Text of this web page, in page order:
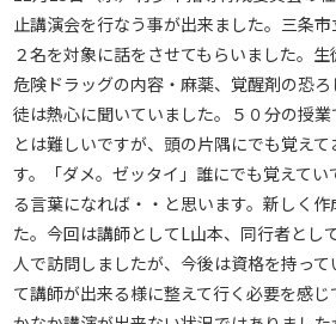
止講演会を行なう事が出来ました。三条
２名を対象に話をさせてもらいました。
危険ドラッグの内容・麻薬、覚醒剤の恐
徒は熱心に聞いていました。５０分の授
とは難しいですが、頭の片隅にでも覚え
す。「ダメ。ゼッタイ」誰にでも覚えて
る言葉になれば・・と思います。新しく
た。今回は講師としてL山本、同行者とし
人で訪問しましたが、今後は資格を持っ
て講師が出来る様に整えて行く必要を感